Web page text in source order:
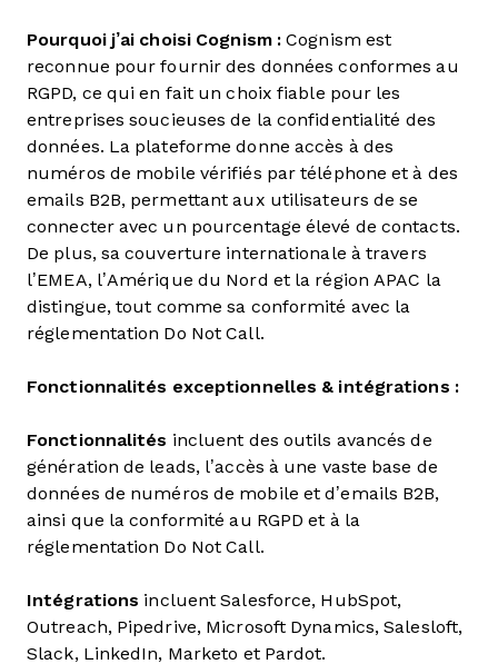
Pourquoi j’ai choisi Cognism : Cognism est
reconnue pour fournir des données conformes au
RGPD, ce qui en fait un choix fiable pour les
entreprises soucieuses de la confidentialité des
données. La plateforme donne accès à des
numéros de mobile vérifiés par téléphone et à des
emails B2B, permettant aux utilisateurs de se
connecter avec un pourcentage élevé de contacts.
De plus, sa couverture internationale à travers
l’EMEA, l’Amérique du Nord et la région APAC la
distingue, tout comme sa conformité avec la
réglementation Do Not Call.
Fonctionnalités exceptionnelles & intégrations :
Fonctionnalités incluent des outils avancés de
génération de leads, l’accès à une vaste base de
données de numéros de mobile et d’emails B2B,
ainsi que la conformité au RGPD et à la
réglementation Do Not Call.
Intégrations incluent Salesforce, HubSpot,
Outreach, Pipedrive, Microsoft Dynamics, Salesloft,
Slack, LinkedIn, Marketo et Pardot.